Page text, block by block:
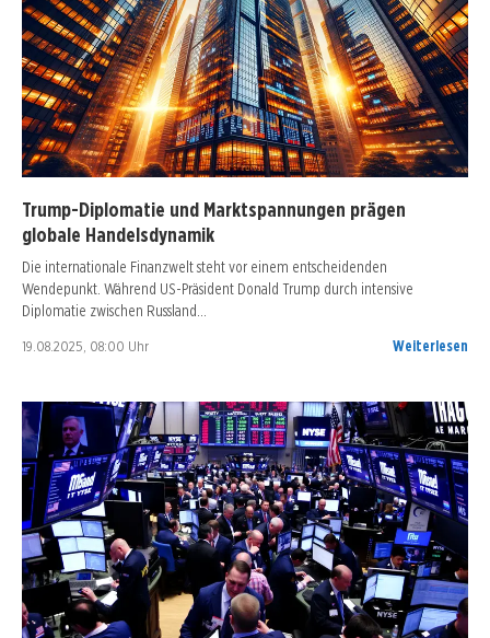
Trump-Diplomatie und Marktspannungen prägen
globale Handelsdynamik
Die internationale Finanzwelt steht vor einem entscheidenden
Wendepunkt. Während US-Präsident Donald Trump durch intensive
Diplomatie zwischen Russland…
19.08.2025, 08:00 Uhr Weiterlesen